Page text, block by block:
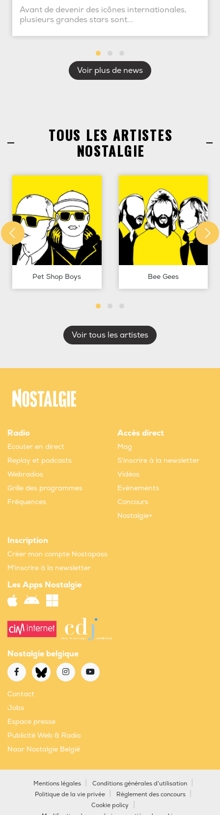
Avant de devenir des icônes internationales,
plusieurs grandes stars sont...
Voir plus de news
TOUS LES ARTISTES
NOSTALGIE
Pet Shop Boys Bee Gees
Voir tous les artistes
Radio
Ecouter en direct
Replay et podcasts
Webradios
Grille des programmes
Fréquences
Accès direct
Mag
S'inscrire à la newsletter
Vidéos
Evènements
Concours
Nostalgie+
Inscription
Créer mon compte Nostapass
M'inscrire à la newsletter
Les Apps Nostalgie
Nostalgie belgique
Contact
Jobs
Espace presse
Publicité Web & Radio
Naar Nostalgie België
Mentions légales
Conditions générales d'utilisation
Politique de la vie privée
Règlement des concours
Cookie policy